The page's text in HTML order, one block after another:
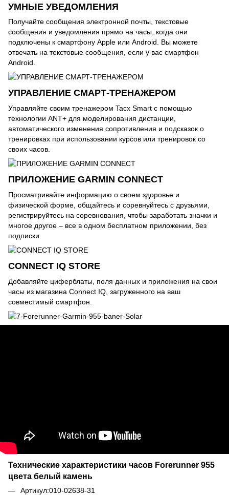
УМНЫЕ УВЕДОМЛЕНИЯ
Получайте сообщения электронной почты, текстовые
сообщения и уведомления прямо на часы, когда они
подключены к смартфону Apple или Android. Вы можете
отвечать на текстовые сообщения, если у вас смартфон
Android.
УПРАВЛЕНИЕ СМАРТ-ТРЕНАЖЕРОМ
Управляйте своим тренажером Tacx Smart с помощью
технологии ANT+ для моделирования дистанции,
автоматического изменения сопротивления и подсказок о
тренировках при использовании курсов или тренировок со
своих часов.
ПРИЛОЖЕНИЕ GARMIN CONNECT
Просматривайте информацию о своем здоровье и
физической форме, общайтесь и соревнуйтесь с друзьями,
регистрируйтесь на соревнования, чтобы заработать значки и
многое другое – все в одном бесплатном приложении, без
подписки.
CONNECT IQ STORE
Добавляйте циферблаты, поля данных и приложения на свои
часы из магазина Connect IQ, загруженного на ваш
совместимый смартфон.
Технические характеристики часов Forerunner 955
цвета белый камень
Артикул:010-02638-31